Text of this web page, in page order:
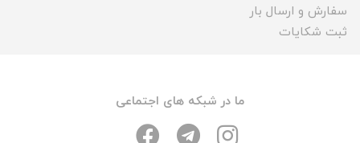
سفارش و ارسال بار
ثبت شکایات
ما در شبکه های اجتماعی